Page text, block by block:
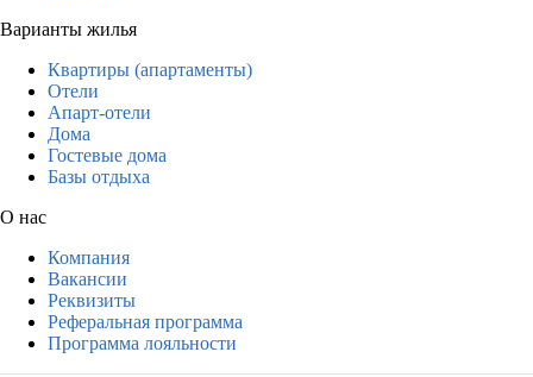
Варианты жилья
Квартиры (апартаменты)
Отели
Апарт-отели
Дома
Гостевые дома
Базы отдыха
О нас
Компания
Вакансии
Реквизиты
Реферальная программа
Программа лояльности